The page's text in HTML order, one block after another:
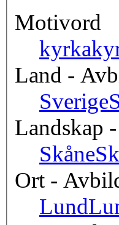
Motivord
kyrka
Land -
Sverige
Landskap
Skåne
Ort -
Lund